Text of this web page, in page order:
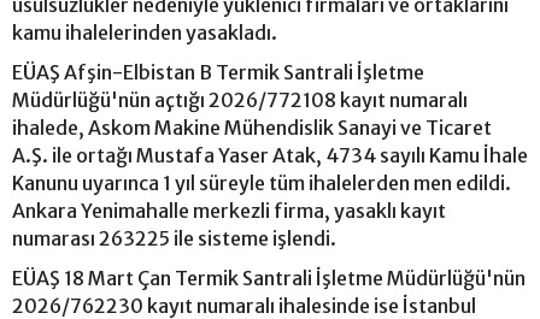
kamu ihalelerinden yasakladı.
EÜAŞ Afşin-Elbistan B Termik Santrali İşletme
Müdürlüğü'nün açtığı 2026/772108 kayıt numaralı
ihalede, Askom Makine Mühendislik Sanayi ve Ticaret
A.Ş. ile ortağı Mustafa Yaser Atak, 4734 sayılı Kamu İhale
Kanunu uyarınca 1 yıl süreyle tüm ihalelerden men edildi.
Ankara Yenimahalle merkezli firma, yasaklı kayıt
numarası 263225 ile sisteme işlendi.
EÜAŞ 18 Mart Çan Termik Santrali İşletme Müdürlüğü'nün
2026/762230 kayıt numaralı ihalesinde ise İstanbul